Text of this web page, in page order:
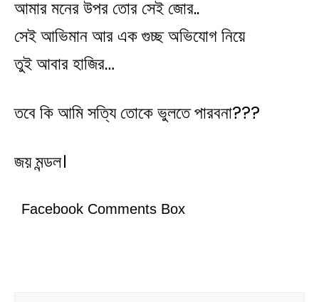
আমার মনের উপর তোর সেই জোর..
সেই আভিমান আর এক গুচ্ছ অভিযোগ নিয়ে
তুই আবার হাজির…
তবে কি আমি সত্যি তোকে ভুলতে পারবনা???
জয় মন্ডল।
Facebook Comments Box